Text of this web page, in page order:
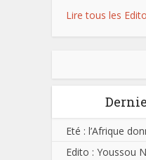
Lire tous les
Eté : l’Afrique
Edito : Youssou